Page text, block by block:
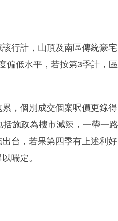
行計，山頂及南區傳統豪宅
偏低水平，若按第3季計，區
，個別成交個案呎價更錄得
施政為樓市減辣，一帶一路
台，若果第四季有上述利好
喘定。